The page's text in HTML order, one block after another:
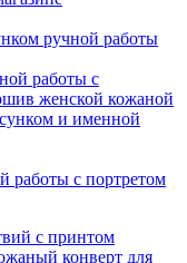
ручной работы
работы с портретом